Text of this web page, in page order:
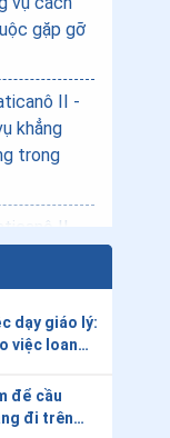
gặp gỡ
II -
khẳng
trong
II -
hữu
và cộng
II -
hoàn
mời gọi
dạy giáo lý:
việc loan
để cầu
đi trên